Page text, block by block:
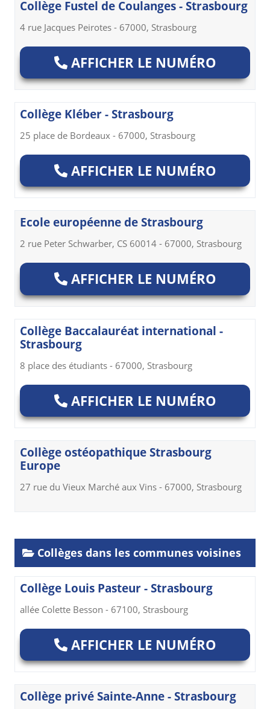
Collège Fustel de Coulanges - Strasbourg
4 rue Jacques Peirotes - 67000, Strasbourg
AFFICHER LE NUMÉRO
Collège Kléber - Strasbourg
25 place de Bordeaux - 67000, Strasbourg
AFFICHER LE NUMÉRO
Ecole européenne de Strasbourg
2 rue Peter Schwarber, CS 60014 - 67000, Strasbourg
AFFICHER LE NUMÉRO
Collège Baccalauréat international -
Strasbourg
8 place des étudiants - 67000, Strasbourg
AFFICHER LE NUMÉRO
Collège ostéopathique Strasbourg
Europe
27 rue du Vieux Marché aux Vins - 67000, Strasbourg
Collèges dans les communes voisines
Collège Louis Pasteur - Strasbourg
allée Colette Besson - 67100, Strasbourg
AFFICHER LE NUMÉRO
Collège privé Sainte-Anne - Strasbourg